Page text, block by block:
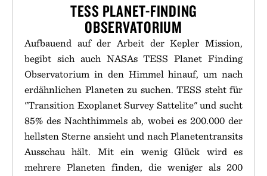
TESS PLANET-FINDING
OBSERVATORIUM
Aufbauend auf der Arbeit der Kepler Mission,
begibt sich auch NASAs TESS Planet Finding
Observatorium in den Himmel hinauf, um nach
erdähnlichen Planeten zu suchen. TESS steht für
"Transition Exoplanet Survey Sattelite" und sucht
85% des Nachthimmels ab, wobei es 200.000 der
hellsten Sterne ansieht und nach Planetentransits
Ausschau hält. Mit ein wenig Glück wird es
mehrere Planeten finden, die weniger als 200